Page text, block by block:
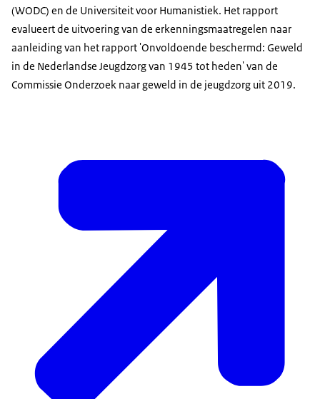
(WODC) en de Universiteit voor Humanistiek. Het rapport
evalueert de uitvoering van de erkenningsmaatregelen naar
aanleiding van het rapport 'Onvoldoende beschermd: Geweld
in de Nederlandse Jeugdzorg van 1945 tot heden' van de
Commissie Onderzoek naar geweld in de jeugdzorg uit 2019.